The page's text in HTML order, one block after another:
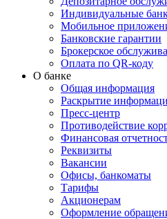
Индивидуальные
Мобильное
Банковские гарантии
Брокерское
Оплата по QR-коду
О банке
Общая информация
Раскрытие
Пресс-центр
Противодействие
Финансовая
Реквизиты
Вакансии
Офисы, банкоматы
Тарифы
Акционерам
Оформление